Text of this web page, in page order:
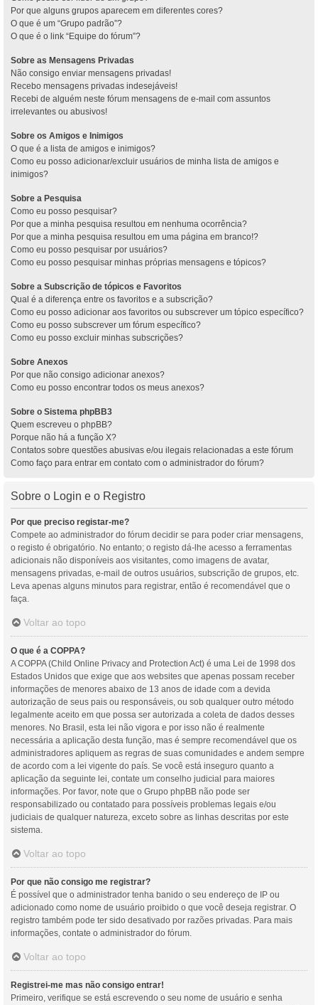
Por que alguns grupos aparecem em diferentes cores?
O que é um “Grupo padrão”?
O que é o link “Equipe do fórum”?
Sobre as Mensagens Privadas
Não consigo enviar mensagens privadas!
Recebo mensagens privadas indesejáveis!
Recebi de alguém neste fórum mensagens de e-mail com assuntos
irrelevantes ou abusivos!
Sobre os Amigos e Inimigos
O que é a lista de amigos e inimigos?
Como eu posso adicionar/excluir usuários de minha lista de amigos e
inimigos?
Sobre a Pesquisa
Como eu posso pesquisar?
Por que a minha pesquisa resultou em nenhuma ocorrência?
Por que a minha pesquisa resultou em uma página em branco!?
Como eu posso pesquisar por usuários?
Como eu posso pesquisar minhas próprias mensagens e tópicos?
Sobre a Subscrição de tópicos e Favoritos
Qual é a diferença entre os favoritos e a subscrição?
Como eu posso adicionar aos favoritos ou subscrever um tópico específico?
Como eu posso subscrever um fórum específico?
Como eu posso excluir minhas subscrições?
Sobre Anexos
Por que não consigo adicionar anexos?
Como eu posso encontrar todos os meus anexos?
Sobre o Sistema phpBB3
Quem escreveu o phpBB?
Porque não há a função X?
Contatos sobre questões abusivas e/ou ilegais relacionadas a este fórum
Como faço para entrar em contato com o administrador do fórum?
Sobre o Login e o Registro
Por que preciso registar-me?
Compete ao administrador do fórum decidir se para poder criar mensagens,
o registo é obrigatório. No entanto; o registo dá-lhe acesso a ferramentas
adicionais não disponíveis aos visitantes, como imagens de avatar,
mensagens privadas, e-mail de outros usuários, subscrição de grupos, etc.
Leva apenas alguns minutos para registrar, então é recomendável que o
faça.
Voltar ao topo
O que é a COPPA?
A COPPA (Child Online Privacy and Protection Act) é uma Lei de 1998 dos
Estados Unidos que exige que aos websites que apenas possam receber
informações de menores abaixo de 13 anos de idade com a devida
autorização de seus pais ou responsáveis, ou sob qualquer outro método
legalmente aceito em que possa ser autorizada a coleta de dados desses
menores. No Brasil, esta lei não vigora e por isso não é realmente
necessária a aplicação desta função, mas é sempre recomendável que os
administradores apliquem as regras de suas comunidades e andem sempre
de acordo com a lei vigente do país. Se você está inseguro quanto a
aplicação da seguinte lei, contate um conselho judicial para maiores
informações. Por favor, note que o Grupo phpBB não pode ser
responsabilizado ou contatado para possíveis problemas legais e/ou
judiciais de qualquer natureza, exceto sobre as linhas descritas por este
sistema.
Voltar ao topo
Por que não consigo me registrar?
É possível que o administrador tenha banido o seu endereço de IP ou
adicionado como nome de usuário proibido o que você deseja registrar. O
registro também pode ter sido desativado por razões privadas. Para mais
informações, contate o administrador do fórum.
Voltar ao topo
Registrei-me mas não consigo entrar!
Primeiro, verifique se está escrevendo o seu nome de usuário e senha